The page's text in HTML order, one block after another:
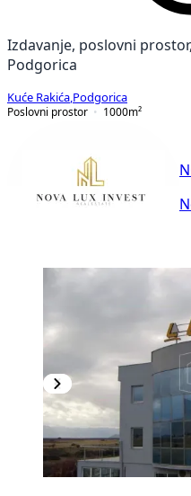
Izdavanje, poslovni prostor,
Podgorica
Kuće Rakića Podgorica
Poslovni prostor
1000m²